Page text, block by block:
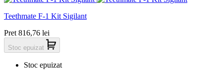
Teethmate F-1 Kit Sigilant
Pret 816,76 lei
Stoc epuizat
Stoc epuizat